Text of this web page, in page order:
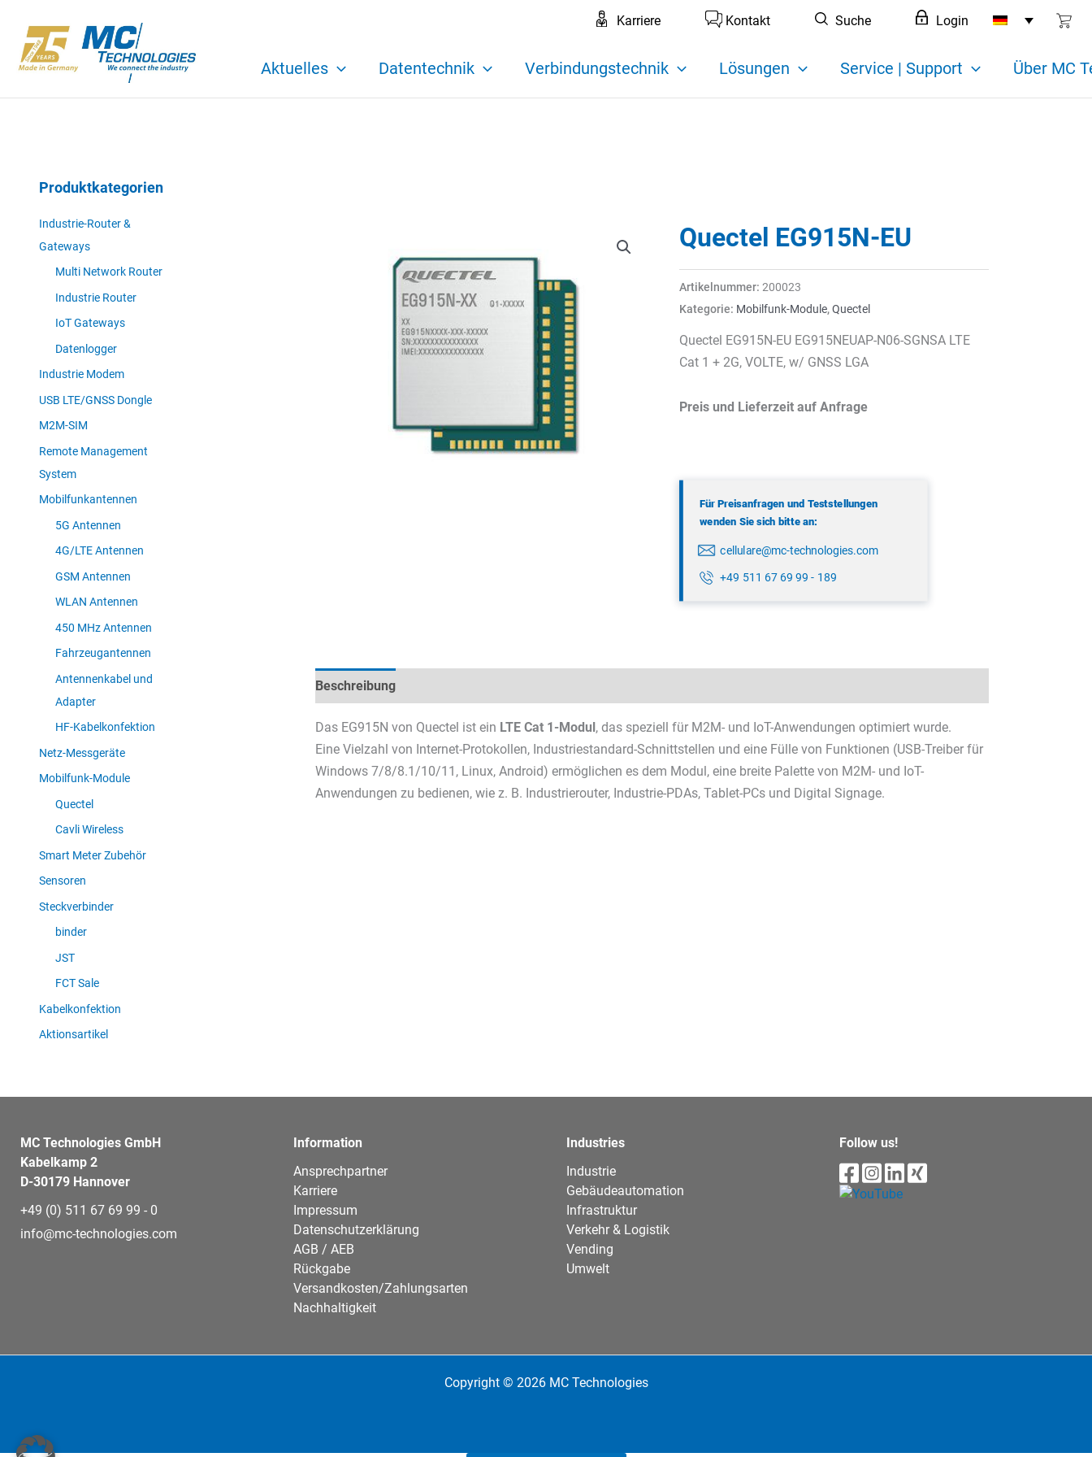
Inhalt
springen
Karriere Kontakt Suche Login
Aktuelles Datentechnik Verbindungstechnik Lösungen Service | Support Über MC
Produktkategorien
Industrie-Router &
Gateways
Multi Network Router
Industrie Router
IoT Gateways
Datenlogger
Industrie Modem
USB LTE/GNSS Dongle
M2M-SIM
Remote Management
System
Mobilfunkantennen
5G Antennen
4G/LTE Antennen
GSM Antennen
WLAN Antennen
450 MHz Antennen
Fahrzeugantennen
Antennenkabel und
Adapter
HF-Kabelkonfektion
Netz-Messgeräte
Mobilfunk-Module
Quectel
Cavli Wireless
Smart Meter Zubehör
Sensoren
Steckverbinder
binder
JST
FCT Sale
Kabelkonfektion
Aktionsartikel
Quectel EG915N-EU
Artikelnummer: 200023
Kategorie: Mobilfunk-Module,Quectel
Quectel EG915N-EU EG915NEUAP-N06-SGNSA LTE
Cat 1 + 2G, VOLTE, w/ GNSS LGA
Preis und Lieferzeit auf Anfrage
Für Preisanfragen und Teststellungen
wenden Sie sich bitte an:
cellulare@mc-technologies.com
+49 511 67 69 99 - 189
Beschreibung
Das EG915N von Quectel ist ein LTE Cat 1-Modul, das speziell für M2M- und IoT-Anwendungen optimiert wurde.
Eine Vielzahl von Internet-Protokollen, Industriestandard-Schnittstellen und eine Fülle von Funktionen (USB-Treiber für
Windows 7/8/8.1/10/11, Linux, Android) ermöglichen es dem Modul, eine breite Palette von M2M- und IoT-
Anwendungen zu bedienen, wie z. B. Industrierouter, Industrie-PDAs, Tablet-PCs und Digital Signage.
MC Technologies GmbH
Kabelkamp 2
D-30179 Hannover
+49 (0) 511 67 69 99 - 0
info@mc-technologies.com
Information
Ansprechpartner
Karriere
Impressum
Datenschutzerklärung
AGB / AEB
Rückgabe
Versandkosten/Zahlungsarten
Nachhaltigkeit
Industries
Industrie
Gebäudeautomation
Infrastruktur
Verkehr & Logistik
Vending
Umwelt
Follow us!
Copyright © 2026 MC Technologies